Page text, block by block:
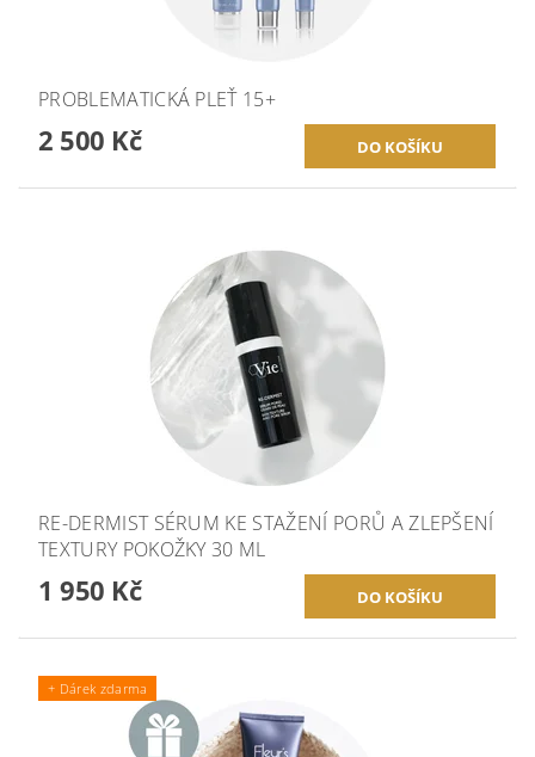
PROBLEMATICKÁ PLEŤ 15+
2 500 Kč
RE-DERMIST SÉRUM KE STAŽENÍ PORŮ A ZLEPŠENÍ
TEXTURY POKOŽKY 30 ML
1 950 Kč
+ Dárek zdarma